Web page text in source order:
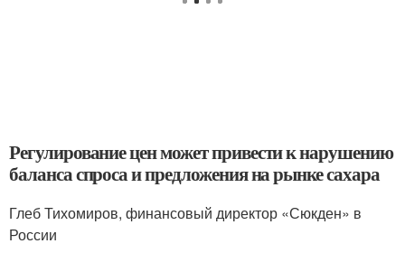
Регулирование цен может привести к нарушению
баланса спроса и предложения на рынке сахара
Глеб Тихомиров, финансовый директор «Сюкден» в
России